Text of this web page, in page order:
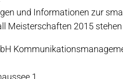
und Informationen zur
Meisterschaften 2015
1